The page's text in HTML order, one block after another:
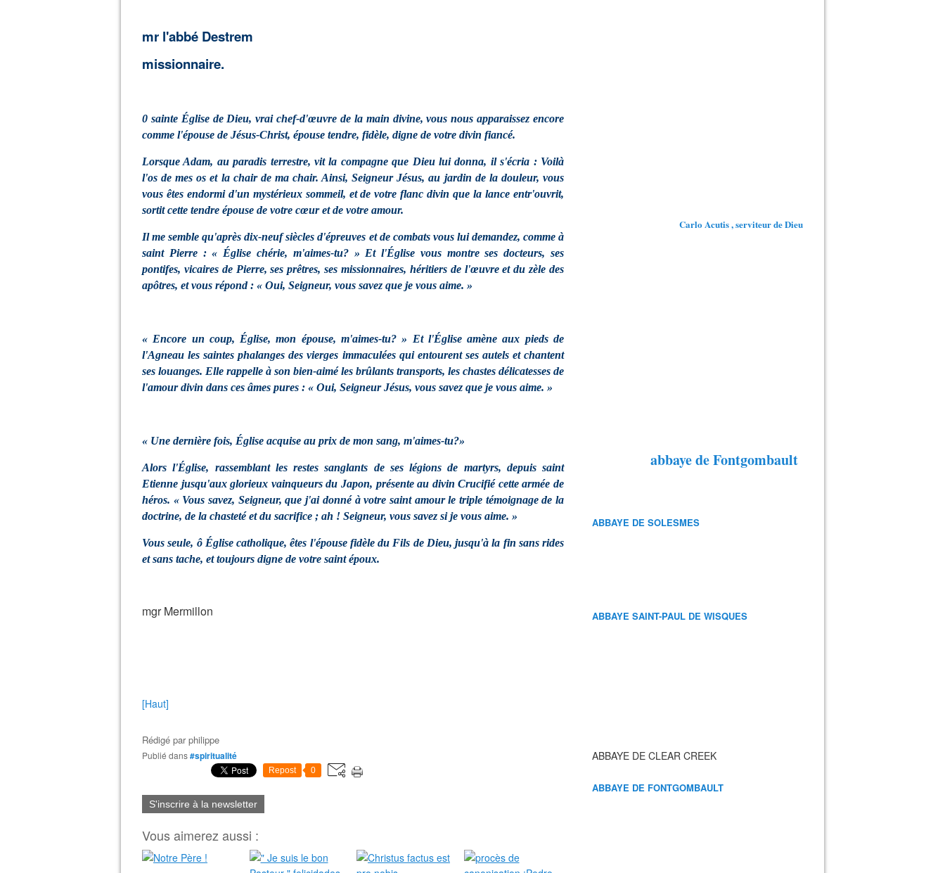
mr l'abbé Destrem
missionnaire.
0 sainte Église de Dieu, vrai chef-d'œuvre de la main divine, vous nous apparaissez encore
comme l'épouse de Jésus-Christ, épouse tendre, fidèle, digne de votre divin fiancé.
Lorsque Adam, au paradis terrestre, vit la compagne que Dieu lui donna, il s'écria : Voilà
l'os de mes os et la chair de ma chair. Ainsi, Seigneur Jésus, au jardin de la douleur, vous
vous êtes endormi d'un mystérieux sommeil, et de votre flanc divin que la lance entr'ouvrit,
sortit cette tendre épouse de votre cœur et de votre amour.
Il me semble qu'après dix-neuf siècles d'épreuves et de combats vous lui demandez, comme à
saint Pierre : « Église chérie, m'aimes-tu? » Et l'Église vous montre ses docteurs, ses
pontifes, vicaires de Pierre, ses prêtres, ses missionnaires, héritiers de l'œuvre et du zèle des
apôtres, et vous répond : « Oui, Seigneur, vous savez que je vous aime. »
« Encore un coup, Église, mon épouse, m'aimes-tu? » Et l'Église amène aux pieds de
l'Agneau les saintes phalanges des vierges immaculées qui entourent ses autels et chantent
ses louanges. Elle rappelle à son bien-aimé les brûlants transports, les chastes délicatesses de
l'amour divin dans ces âmes pures : « Oui, Seigneur Jésus, vous savez que je vous aime. »
« Une dernière fois, Église acquise au prix de mon sang, m'aimes-tu?»
Alors l'Église, rassemblant les restes sanglants de ses légions de martyrs, depuis saint
Etienne jusqu'aux glorieux vainqueurs du Japon, présente au divin Crucifié cette armée de
héros. « Vous savez, Seigneur, que j'ai donné à votre saint amour le triple témoignage de la
doctrine, de la chasteté et du sacrifice ; ah ! Seigneur, vous savez si je vous aime. »
Vous seule, ô Église catholique, êtes l'épouse fidèle du Fils de Dieu, jusqu'à la fin sans rides
et sans tache, et toujours digne de votre saint époux.
mgr Mermillon
[Haut]
Rédigé parphilippe
Publié dans#spiritualité
Repost 0
S'inscrire à la newsletter
Vous aimerez aussi :
Carlo Acutis , serviteur de Dieu
abbaye de Fontgombault
ABBAYE DE SOLESMES
ABBAYE SAINT-PAUL DE WISQUES
ABBAYE DE CLEAR CREEK
ABBAYE DE FONTGOMBAULT